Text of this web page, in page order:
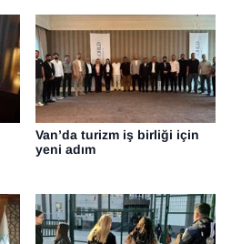
Van’da turizm iş birliği için
yeni adım